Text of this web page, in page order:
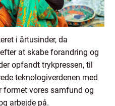
i årtusinder, da
at skabe forandring og
opfandt trykpressen, til
teknologiverdenen med
vores samfund og
arbejde på.